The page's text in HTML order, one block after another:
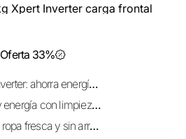
Xpert Inverter carga frontal
Oferta 33%
ahorra energía y ruido.
con limpieza profunda.
fresca y sin arrugas (12h)